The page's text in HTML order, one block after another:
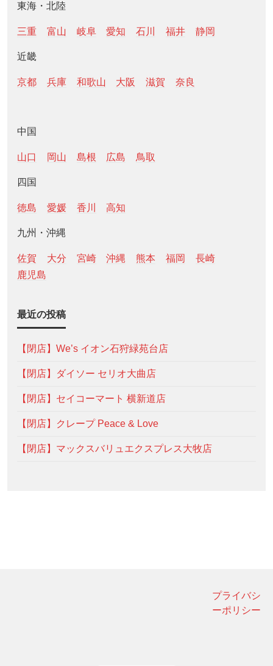
東海・北陸
三重 富山 岐阜 愛知 石川 福井 静岡
近畿
京都 兵庫 和歌山 大阪 滋賀 奈良
中国
山口 岡山 島根 広島 鳥取
四国
徳島 愛媛 香川 高知
九州・沖縄
佐賀 大分 宮崎 沖縄 熊本 福岡
長崎
鹿児島
最近の投稿
【閉店】We’s イオン石狩緑苑台店
【閉店】ダイソー セリオ大曲店
【閉店】セイコーマート 横新道店
【閉店】クレープ Peace & Love
【閉店】マックスバリュエクスプレス大牧店
プライバシ
ーポリシー